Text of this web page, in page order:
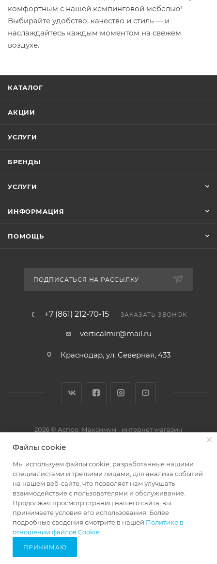
комфортным с нашей кемпинговой мебелью!
Выбирайте удобство, качество и стиль — и
наслаждайтесь каждым моментом на свежем
воздухе.
КАТАЛОГ
АКЦИИ
УСЛУГИ
БРЕНДЫ
УСЛУГИ
ИНФОРМАЦИЯ
ПОМОЩЬ
ПОДПИСАТЬСЯ НА РАССЫЛКУ
+7 (861) 212-70-15 ЗАКАЗАТЬ ЗВОНОК
verticalmir@mail.ru
Краснодар, ул. Северная, 433
2026 © Аспро: Максимум - интернет-магазин
29666285
Файлы cookie
Мы используем файлы cookie, разработанные нашими
специалистами и третьими лицами, для анализа событий
на нашем веб-сайте, что позволяет нам улучшать
взаимодействие с пользователями и обслуживание.
Продолжая просмотр страниц нашего сайта, вы
принимаете условия его использования. Более
подробные сведения смотрите в нашей Политике в
отношении файлов Cookie
ПРИНИМАЮ
Главная
Кабинет